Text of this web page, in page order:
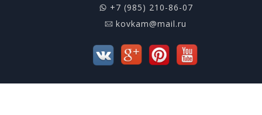
+7 (985) 210-86-07
kovkam@mail.ru